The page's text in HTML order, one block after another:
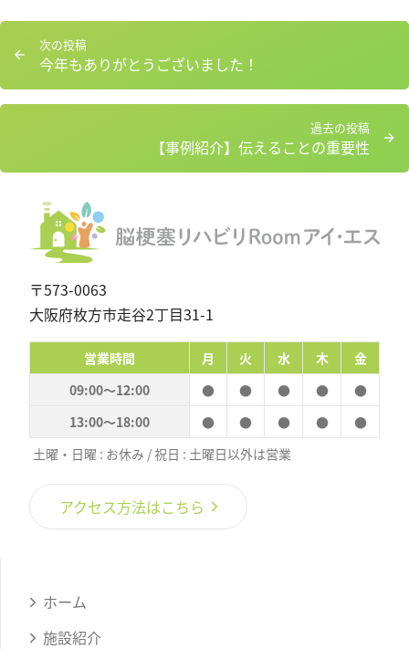
投
ビ
過去の投稿
の
【事例紹介】伝えることの重要性
次の投稿
次
投
稿：
今年もありがとうございました！
〒573-0063
大阪府枚方市走谷2丁目31-1
営業時間 月 火 水 木
金
09:00〜12:00
● ● ● ●
●
13:00〜18:00
● ● ● ●
●
土曜・日曜 : お休み / 祝日 : 土曜日以外は営業
アクセス方法はこちら
ホーム
施設紹介